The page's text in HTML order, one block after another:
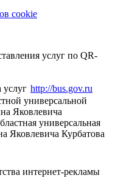
cookie
услуг по QR-
http://bus.gov.ru
универсальной
Яковлевича
универсальная
Яковлевича Курбатова
интернет-рекламы